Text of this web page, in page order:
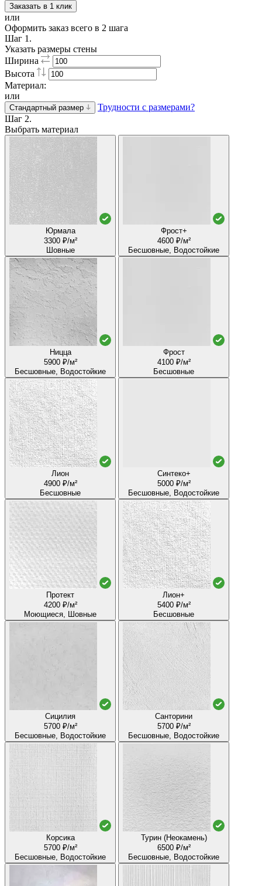
Заказать в 1 клик
или
Оформить заказ всего в 2 шага
Шаг 1.
Указать размеры стены
Ширина
Высота
Материал:
или
Стандартный размер
Трудности с размерами?
Шаг 2.
Выбрать материал
Юрмала
3300 ₽/м²
Шовные
Фрост+
4600 ₽/м²
Бесшовные, Водостойкие
Ницца
5900 ₽/м²
Бесшовные, Водостойкие
Фрост
4100 ₽/м²
Бесшовные
Лион
4900 ₽/м²
Бесшовные
Синтеко+
5000 ₽/м²
Бесшовные, Водостойкие
Протект
4200 ₽/м²
Моющиеся, Шовные
Лион+
5400 ₽/м²
Бесшовные
Сицилия
5700 ₽/м²
Бесшовные, Водостойкие
Санторини
5700 ₽/м²
Бесшовные, Водостойкие
Корсика
5700 ₽/м²
Бесшовные, Водостойкие
Турин (Неокамень)
6500 ₽/м²
Бесшовные, Водостойкие